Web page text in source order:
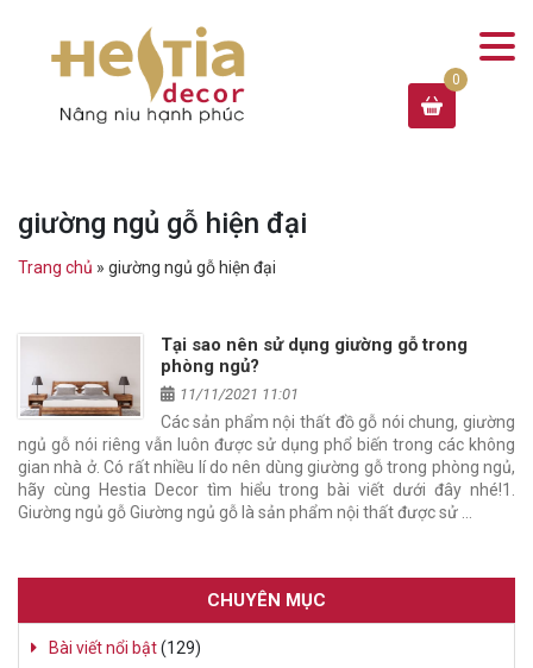
giường ngủ gỗ hiện đại
Trang chủ » giường ngủ gỗ hiện đại
Tại sao nên sử dụng giường gỗ trong
phòng ngủ?
11/11/2021 11:01
Các sản phẩm nội thất đồ gỗ nói chung, giường
ngủ gỗ nói riêng vẫn luôn được sử dụng phổ biến trong các không
gian nhà ở. Có rất nhiều lí do nên dùng giường gỗ trong phòng ngủ,
hãy cùng Hestia Decor tìm hiểu trong bài viết dưới đây nhé!1.
Giường ngủ gỗ Giường ngủ gỗ là sản phẩm nội thất được sử …
CHUYÊN MỤC
Bài viết nổi bật(129)